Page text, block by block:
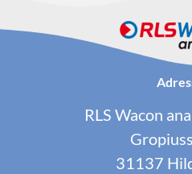
RLS Wacon
31137